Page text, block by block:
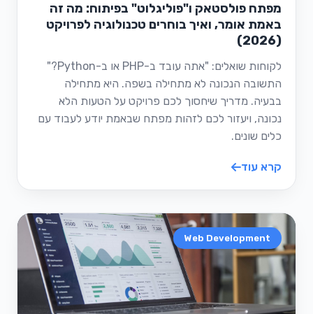
מפתח פולסטאק ו"פוליגלוט" בפיתוח: מה זה
באמת אומר, ואיך בוחרים טכנולוגיה לפרויקט
(2026)
לקוחות שואלים: "אתה עובד ב-PHP או ב-Python?"
התשובה הנכונה לא מתחילה בשפה. היא מתחילה
בבעיה. מדריך שיחסוך לכם פרויקט על הטעות הלא
נכונה, ויעזור לכם לזהות מפתח שבאמת יודע לעבוד עם
כלים שונים.
קרא עוד
Web Development